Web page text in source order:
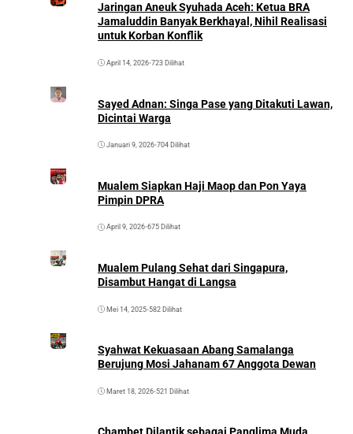
Jaringan Aneuk Syuhada Aceh: Ketua BRA
Jamaluddin Banyak Berkhayal, Nihil Realisasi
untuk Korban Konflik
April 14, 2026•723 Dilihat
Sayed Adnan: Singa Pase yang Ditakuti Lawan,
Dicintai Warga
Januari 9, 2026•704 Dilihat
Mualem Siapkan Haji Maop dan Pon Yaya
Pimpin DPRA
April 9, 2026•675 Dilihat
Mualem Pulang Sehat dari Singapura,
Disambut Hangat di Langsa
Mei 14, 2025•582 Dilihat
Syahwat Kekuasaan Abang Samalanga
Berujung Mosi Jahanam 67 Anggota Dewan
Maret 18, 2026•521 Dilihat